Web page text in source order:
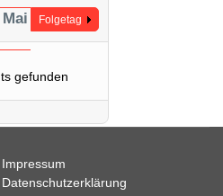
Folgetag
gefunden
Impressum
Datenschutzerklärung